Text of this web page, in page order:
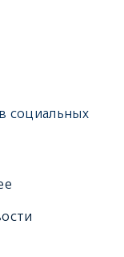
социальных